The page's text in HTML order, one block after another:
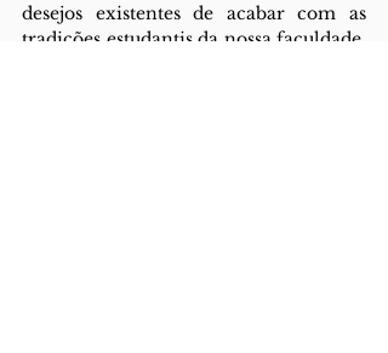
desejos existentes de acabar com as
tradições estudantis da nossa faculdade,